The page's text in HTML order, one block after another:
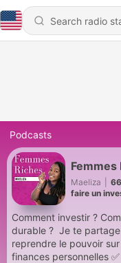
Podcasts
Femmes
Maeliza
faire un
Comment investir ?
durable ? Je te partage les meilleures stratégies pour
reprendre le pouvoir sur ton argent. On
finances personnelles ✅ Stratégies d’investissement ✅ Argent